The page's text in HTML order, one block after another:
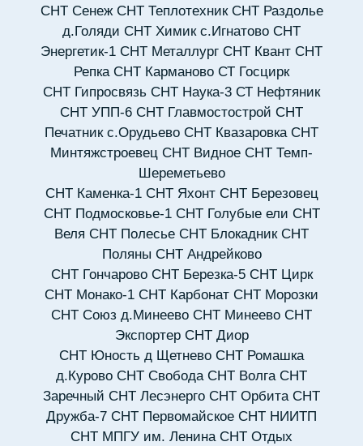
СНТ Сенеж СНТ Теплотехник СНТ Раздолье
д.Голяди СНТ Химик с.Игнатово СНТ
Энергетик-1 СНТ Металлург СНТ Квант СНТ
Репка СНТ Карманово СТ Госцирк
СНТ Гипросвязь СНТ Наука-3 СТ Нефтяник
СНТ УПП-6 СНТ Главмостострой СНТ
Печатник с.Орудьево СНТ Квазаровка СНТ
Минтяжстроевец СНТ Видное СНТ Темп-
Шереметьево
СНТ Каменка-1 СНТ Яхонт СНТ Березовец
СНТ Подмосковье-1 СНТ Голубые ели СНТ
Веля СНТ Полесье СНТ Блокадник СНТ
Поляны СНТ Андрейково
СНТ Гончарово СНТ Березка-5 СНТ Цирк
СНТ Монако-1 СНТ Карбонат СНТ Морозки
СНТ Союз д.Минеево СНТ Минеево СНТ
Экспортер СНТ Диор
СНТ Юность д Щетнево СНТ Ромашка
д.Курово СНТ Свобода СНТ Волга СНТ
Заречный СНТ Лесэнерго СНТ Орбита СНТ
Дружба-7 СНТ Первомайское СНТ НИИТП
СНТ МПГУ им. Ленина СНТ Отдых